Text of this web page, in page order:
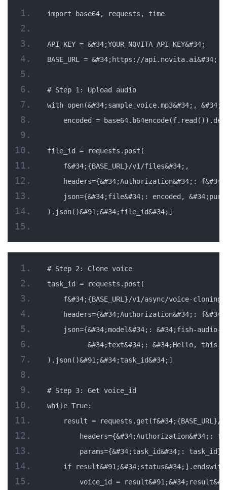
import base64, requests, time
API_KEY = &#34;YOUR_NOVITA_API_KEY&#34;
BASE_URL = &#34;https://api.novita.ai&#34;
# Step 1: Upload audio
with open(&#34;sample_voice.mp3&#34;,
encoded =
file_id = requests.post(
    f&#34;{BASE_URL}/v1/files&#34;,
headers={&#34;Authorization&#34;:
json={&#34;file&#34;: encoded,
).json()&#91;&#34;file_id&#34;]
# Step 2: Clone voice
task_id = requests.post(
f&#34;{BASE_URL}/v1/async/voice-
headers={&#34;Authorization&#34;:
json={&#34;model&#34;: &#34;fish-audio-
&#34;text&#34;: &#34;Hello, this
).json()&#91;&#34;task_id&#34;]
# Step 3: Get voice_id
while True:
result = requests.get(f&#34;{BASE_URL}/
headers={&#34;Authorization&#34;:
params={&#34;task_id&#34;:
if
voice_id =